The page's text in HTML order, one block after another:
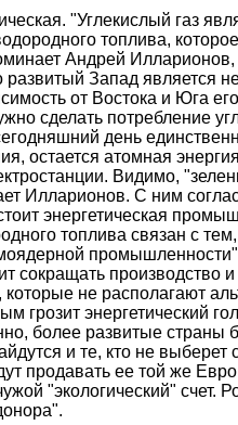
"Углекислый газ
топлива,
Андрей Илларионов,
Запад является
от Востока и Юга
сделать потребление
день
остается атомная
Видимо,
Илларионов. С ним
энергетическая
топлива связан с
промышленности".
сокращать производство
которые не располагают
грозит энергетический
более развитые страны
и те, кто не выберет
продавать ее той же
"экологический" счет.